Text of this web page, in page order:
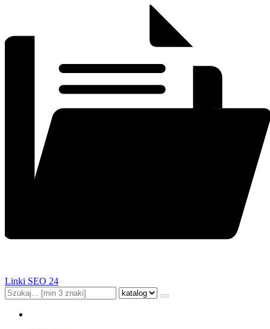
Linki SEO 24